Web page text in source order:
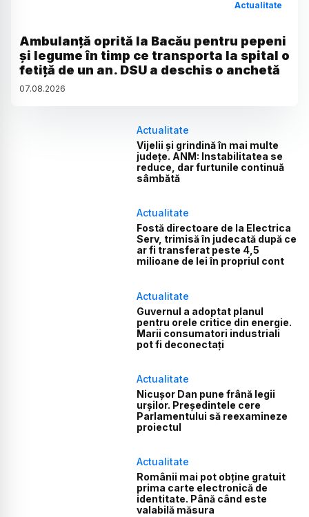
Actualitate
Ambulanță oprită la Bacău pentru pepeni
și legume în timp ce transporta la spital o
fetiță de un an. DSU a deschis o anchetă
07.08.2026
Actualitate
Vijelii și grindină în mai multe
județe. ANM: Instabilitatea se
reduce, dar furtunile continuă
sâmbătă
Actualitate
Fostă directoare de la Electrica
Serv, trimisă în judecată după ce
ar fi transferat peste 4,5
milioane de lei în propriul cont
Actualitate
Guvernul a adoptat planul
pentru orele critice din energie.
Marii consumatori industriali
pot fi deconectați
Actualitate
Nicușor Dan pune frână legii
urșilor. Președintele cere
Parlamentului să reexamineze
proiectul
Actualitate
Românii mai pot obține gratuit
prima carte electronică de
identitate. Până când este
valabilă măsura